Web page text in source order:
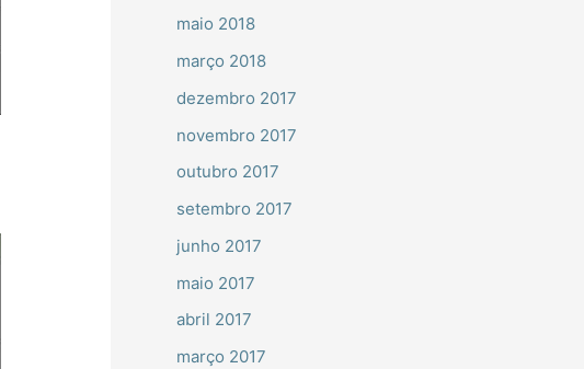
maio 2018
março 2018
dezembro 2017
novembro 2017
outubro 2017
setembro 2017
junho 2017
maio 2017
abril 2017
março 2017